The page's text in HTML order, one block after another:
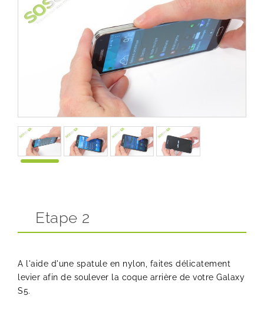
Etape 2
A l'aide d'une spatule en nylon, faites délicatement
levier afin de soulever la coque arrière de votre Galaxy
S5.